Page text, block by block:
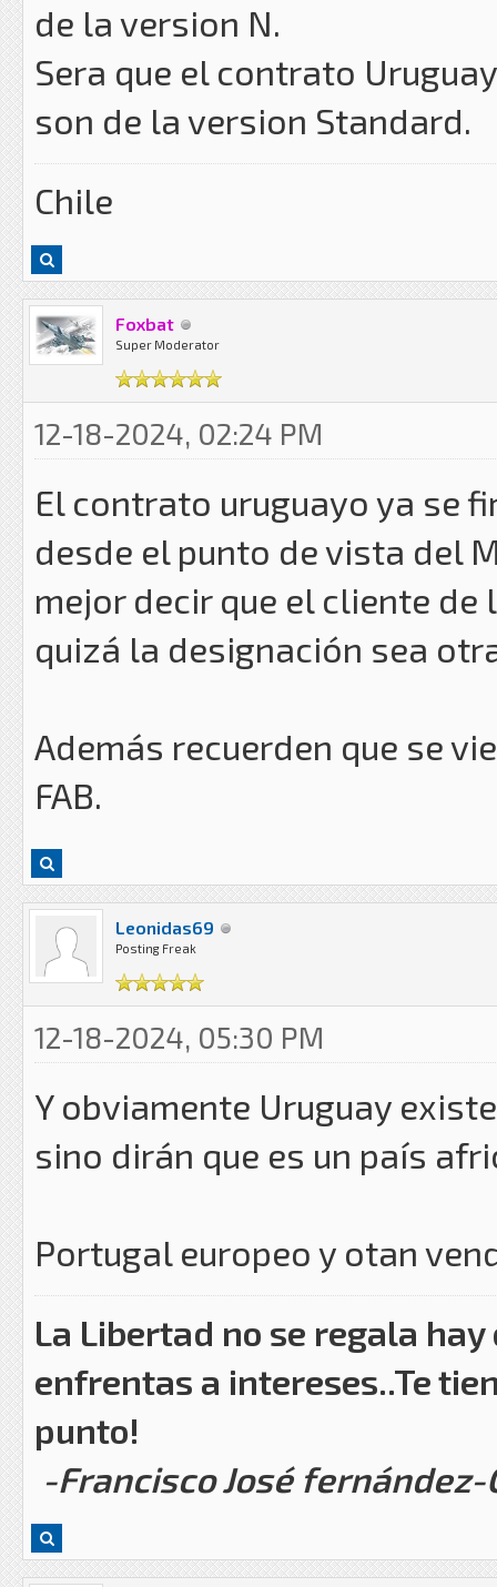
de la version N.
Sera que el contrato
son de la version Standard.
Chile
Foxbat
Super Moderator
12-18-2024, 02:24 PM
El contrato uruguayo ya se
desde el punto de vista del
mejor decir que el cliente
quizá la designación sea
Además recuerden que se
FAB.
Leonidas69
Posting Freak
12-18-2024, 05:30 PM
Y obviamente Uruguay
sino dirán que es un país
Portugal europeo y otan
La Libertad no se regala
enfrentas a intereses..Te
punto!
-Francisco José